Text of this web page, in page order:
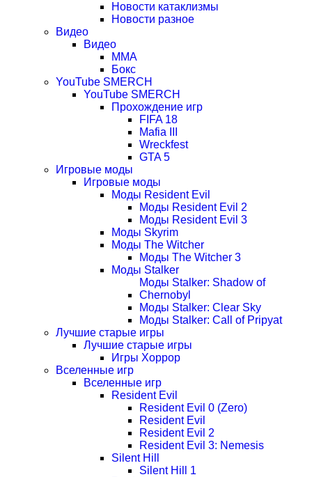
Новости катаклизмы
Новости разное
Видео
Видео
ММА
Бокс
YouTube SMERCH
YouTube SMERCH
Прохождение игр
FIFA 18
Mafia III
Wreckfest
GTA 5
Игровые моды
Игровые моды
Моды Resident Evil
Моды Resident Evil 2
Моды Resident Evil 3
Моды Skyrim
Моды The Witcher
Моды The Witcher 3
Моды Stalker
Моды Stalker: Shadow of
Chernobyl
Моды Stalker: Clear Sky
Моды Stalker: Call of Pripyat
Лучшие старые игры
Лучшие старые игры
Игры Хоррор
Вселенные игр
Вселенные игр
Resident Evil
Resident Evil 0 (Zero)
Resident Evil
Resident Evil 2
Resident Evil 3: Nemesis
Silent Hill
Silent Hill 1